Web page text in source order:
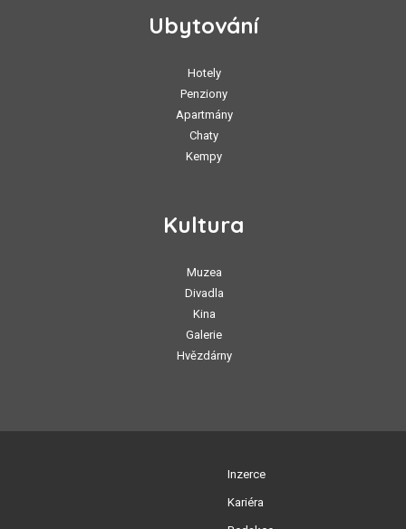
Ubytování
Hotely
Penziony
Apartmány
Chaty
Kempy
Kultura
Muzea
Divadla
Kina
Galerie
Hvězdárny
Inzerce
Kariéra